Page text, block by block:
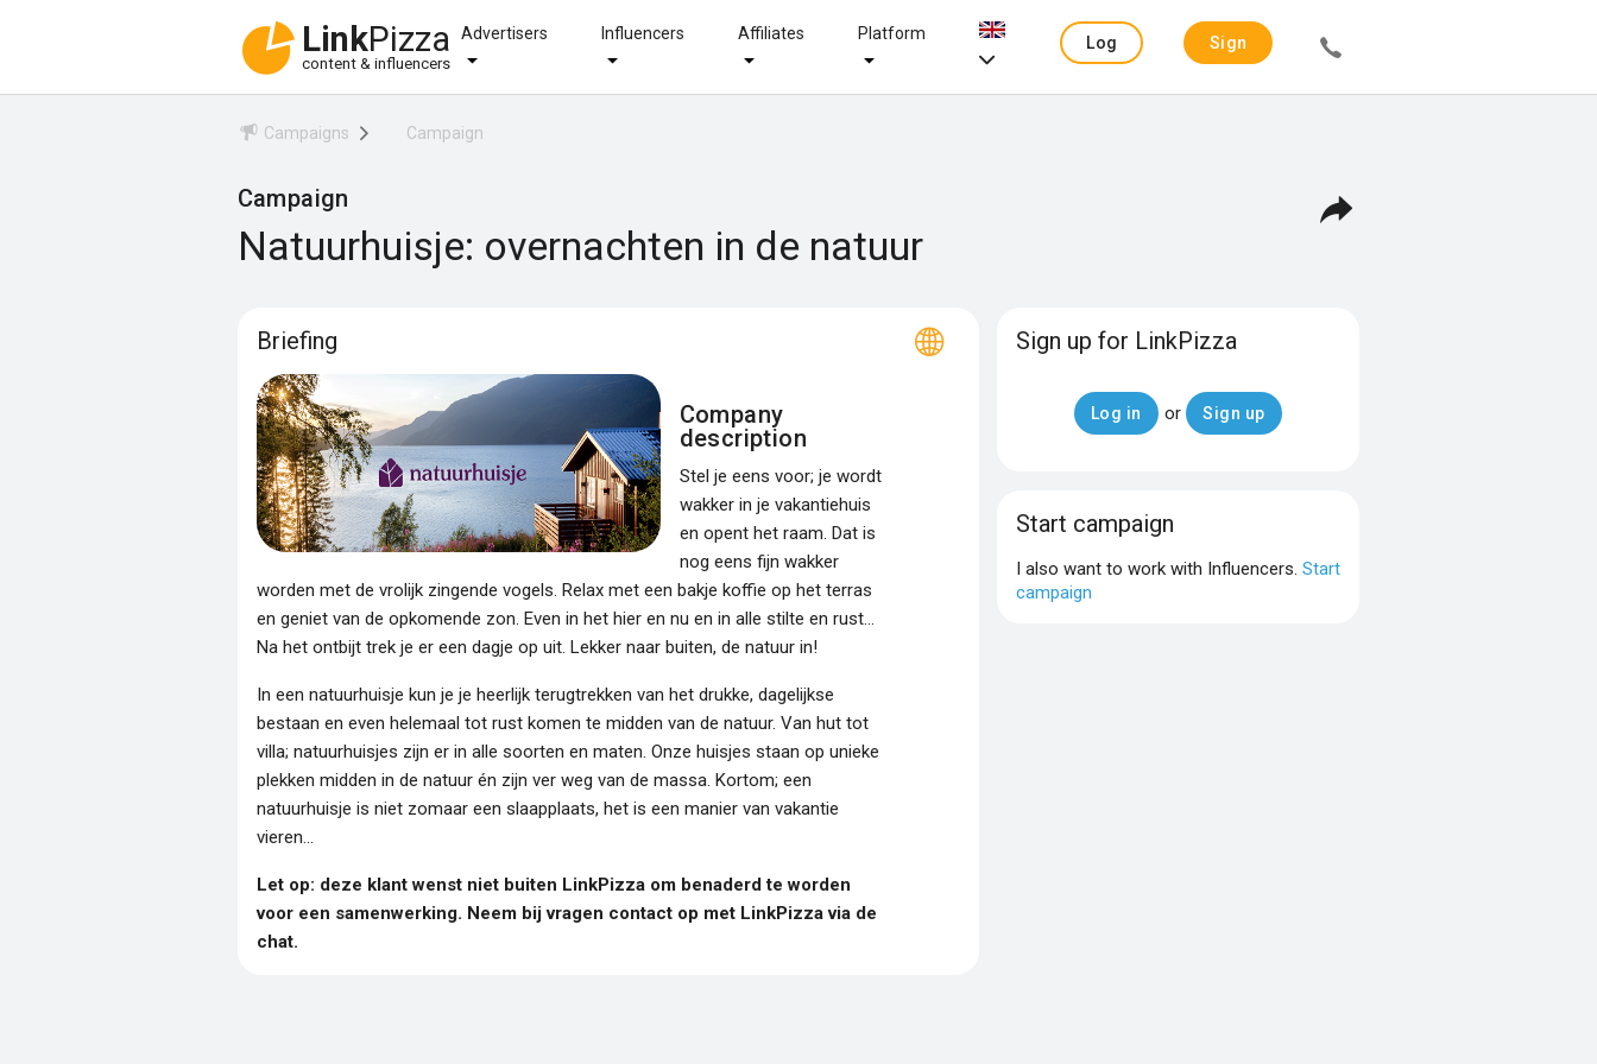
LinkPizza
content & influencers
Advertisers Influencers Affiliates Platform
Log
Sign
Campaigns Campaign
Campaign
Natuurhuisje: overnachten in de natuur
Briefing
Company
description
Stel je eens voor; je wordt
wakker in je vakantiehuis
en opent het raam. Dat is
nog eens fijn wakker
worden met de vrolijk zingende vogels. Relax met een bakje koffie op het terras
en geniet van de opkomende zon. Even in het hier en nu en in alle stilte en rust…
Na het ontbijt trek je er een dagje op uit. Lekker naar buiten, de natuur in!
In een natuurhuisje kun je je heerlijk terugtrekken van het drukke, dagelijkse
bestaan en even helemaal tot rust komen te midden van de natuur. Van hut tot
villa; natuurhuisjes zijn er in alle soorten en maten. Onze huisjes staan op unieke
plekken midden in de natuur én zijn ver weg van de massa. Kortom; een
natuurhuisje is niet zomaar een slaapplaats, het is een manier van vakantie
vieren...
Let op: deze klant wenst niet buiten LinkPizza om benaderd te worden
voor een samenwerking. Neem bij vragen contact op met LinkPizza via de
chat.
Sign up for LinkPizza
Log in or Sign up
Start campaign
I also want to work with Influencers.Start
campaign